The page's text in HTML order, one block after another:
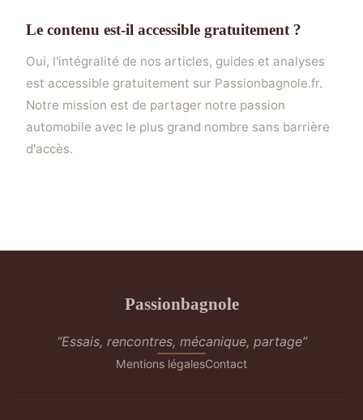
Le contenu est-il accessible gratuitement ?
Oui, l'intégralité de nos articles, guides et analyses
est accessible gratuitement sur Passionbagnole.fr.
Notre mission est de partager notre passion
automobile avec le plus grand nombre sans barrière
d'accès.
Passionbagnole
“Essais, rencontres, mécanique, partage”
Mentions légalesContact